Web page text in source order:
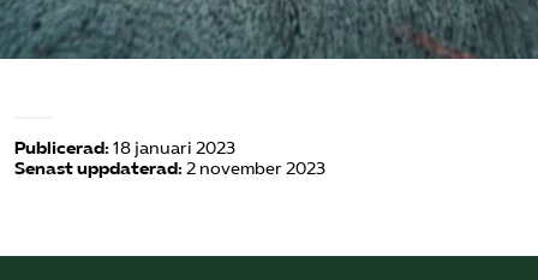
Publicerad: 18 januari 2023
Senast uppdaterad: 2 november 2023